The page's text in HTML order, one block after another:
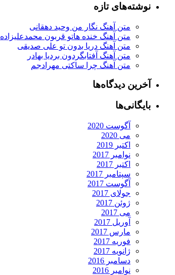
نوشته‌های تازه
متن آهنگ نگار من وحید دهقانی
متن آهنگ خنده هاتو قربون محمدعلیزاده
متن آهنگ دریا بدون تو علی صدیقی
متن آهنگ آفتابگردون بردیا بهادر
متن آهنگ چرا ساکتی مهرادجم
آخرین دیدگاه‌ها
بایگانی‌ها
آگوست 2020
می 2020
اکتبر 2019
نوامبر 2017
اکتبر 2017
سپتامبر 2017
آگوست 2017
جولای 2017
ژوئن 2017
می 2017
آوریل 2017
مارس 2017
فوریه 2017
ژانویه 2017
دسامبر 2016
نوامبر 2016